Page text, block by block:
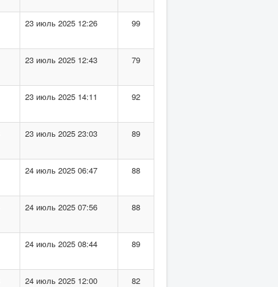
23 июль 2025 12:26 99
23 июль 2025 12:43 79
23 июль 2025 14:11 92
23 июль 2025 23:03 89
24 июль 2025 06:47 88
24 июль 2025 07:56 88
24 июль 2025 08:44 89
24 июль 2025 12:00 82